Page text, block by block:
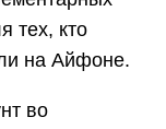
тех, кто
на Айфоне.
во